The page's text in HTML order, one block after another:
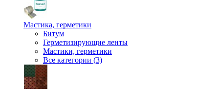
Мастика, герметики
Битум
Герметизирующие ленты
Мастики, герметики
Все категории (3)